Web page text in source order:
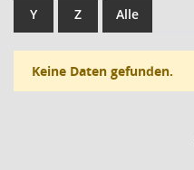
Y Z Alle
Keine Daten gefunden.